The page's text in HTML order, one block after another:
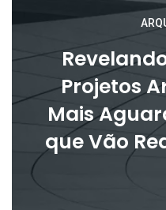
Projetos
Mais
que Vão